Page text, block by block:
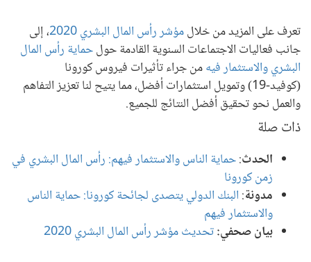
تعرف على المزيد من خلالمؤشر رأس المال البشري 2020
، إلى
جانب فعاليات الاجتماعات السنوية القادمة حولحماية رأس المال
البشري والاستثمار فيهمن جراء تأثيرات فيروس كورونا
(كوفيد-19) وتمويل استثمارات أفضل، مما يتيح لنا تعزيز التفاهم
والعمل نحو تحقيق أفضل النتائج للجميع.
ذات صلة
الحدث:حماية الناس والاستثمار فيهم: رأس المال البشري في
زمن كورونا
مدونة: البنك الدولي يتصدى لجائحة كورونا: حماية الناس
والاستثمار فيهم
بيان صحفي:تحديث مؤشر رأس المال البشري 2020